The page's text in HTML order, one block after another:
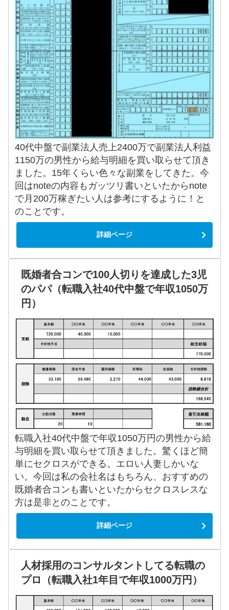
40代中盤で副業法人売上2400万で副業法人利益
1150万の男性から給与明細を買い取らせて頂き
ました。15年くらい色々な副業をしてきた。今
回はnoteの内容もガッツリ書いといたからnote
で月200万稼ぎたい人は参考にするように！と
のことです。
詳細ページ
既婚者合コンで100人切りを達成した3児
のパパ（転職入社40代中盤で年収1050万
円）
転職入社40代中盤で年収1050万円の男性から給
与明細を買い取らせて頂きました。驚くほど簡
単にセクロスができる。エロい人妻しかいな
い。今回は私の会社名はもちろん、おすすめの
既婚者合コンも書いといたからセクロスレスな
方は是非とのことです。
詳細ページ
人材採用のコンサルタントしてる転職の
プロ（転職入社1年目で年収1000万円）